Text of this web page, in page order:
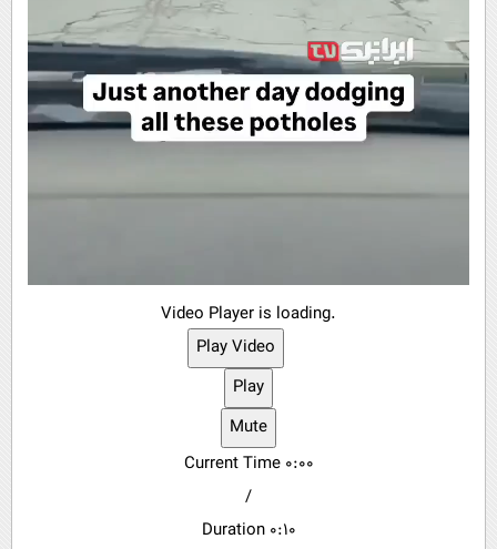
Video Player is loading.
Play Video
Play
Mute
Current Time 0:00
/
Duration 0:10